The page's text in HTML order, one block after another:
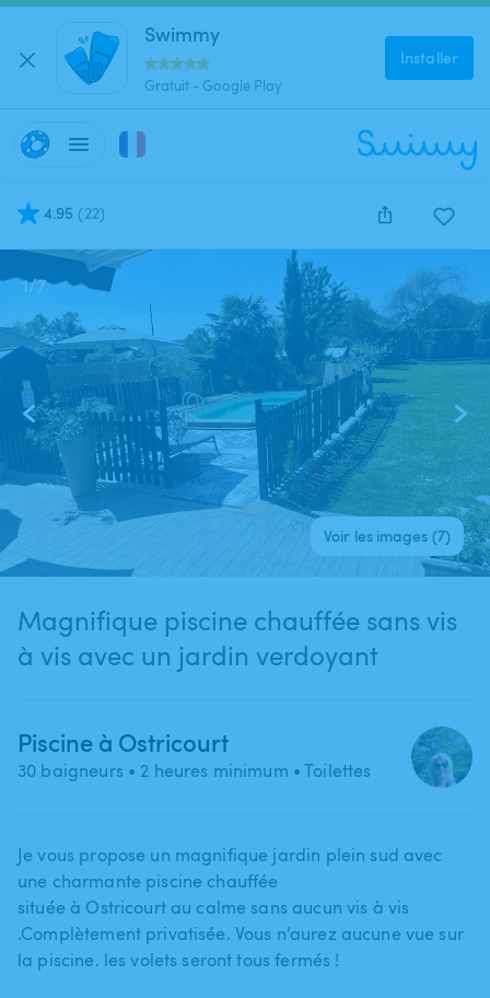
Swimmy
Gratuit - Google Play
Installer
4.95 (22)
1/7
Voir les images (7)
Magnifique piscine chauffée sans vis
à vis avec un jardin verdoyant
Piscine à Ostricourt
30 baigneurs • 2 heures minimum • Toilettes
Je vous propose un magnifique jardin plein sud avec
une charmante piscine chauffée
située à Ostricourt au calme sans aucun vis à vis
.Complètement privatisée. Vous n’aurez aucune vue sur
la piscine. les volets seront tous fermés !